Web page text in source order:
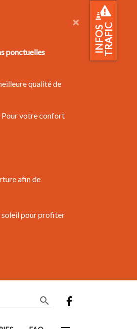
×
ponctuelles
qualité de
Pour votre confort
afin de
soleil pour profiter
INFOSTRAFIC